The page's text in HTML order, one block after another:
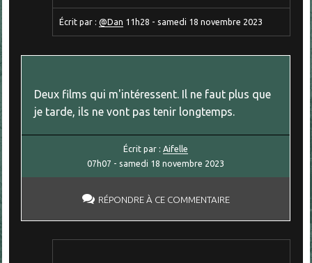
Écrit par : @Dan 11h28 - samedi 18 novembre 2023
Deux films qui m'intéressent. Il ne faut plus que
je tarde, ils ne vont pas tenir longtemps.
Écrit par :Aifelle
07h07 - samedi 18 novembre 2023
RÉPONDRE À CE COMMENTAIRE